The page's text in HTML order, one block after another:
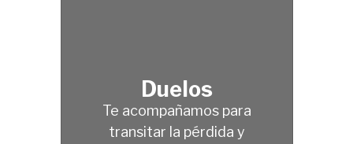
Duelos
Te acompañamos para
transitar la pérdida y